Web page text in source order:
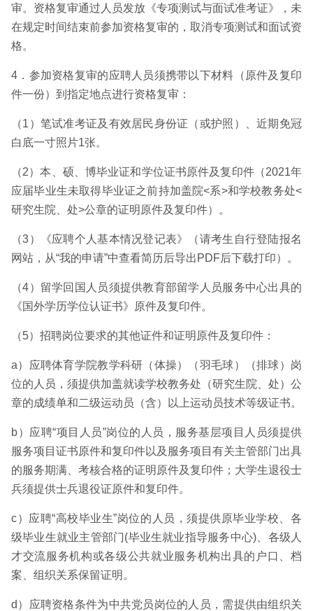
审。资格复审通过人员发放《专项测试与面试准考证》，未
在规定时间结束前参加资格复审的，取消专项测试和面试资
格。
4．参加资格复审的应聘人员须携带以下材料（原件及复印
件一份）到指定地点进行资格复审：
（1）笔试准考证及有效居民身份证（或护照）、近期免冠
白底一寸照片1张。
（2）本、硕、博毕业证和学位证书原件及复印件（2021年
应届毕业生未取得毕业证之前持加盖院<系>和学校教务处<
研究生院、处>公章的证明原件及复印件）。
（3）《应聘个人基本情况登记表》（请考生自行登陆报名
网站，从“我的申请”中查看简历后导出PDF后下载打印）。
（4）留学回国人员须提供教育部留学人员服务中心出具的
《国外学历学位认证书》原件及复印件。
（5）招聘岗位要求的其他证件和证明原件及复印件：
a）应聘体育学院教学科研（体操）（羽毛球）（排球）岗
位的人员，须提供加盖就读学校教务处（研究生院、处）公
章的成绩单和二级运动员（含）以上运动员技术等级证书。
b）应聘“项目人员”岗位的人员，服务基层项目人员须提供
服务项目证书原件和复印件以及服务项目有关主管部门出具
的服务期满、考核合格的证明原件及复印件；大学生退役士
兵须提供士兵退役证原件和复印件。
c）应聘“高校毕业生”岗位的人员，须提供原毕业学校、各
级毕业生就业主管部门(毕业生就业指导服务中心)、各级人
才交流服务机构或各级公共就业服务机构出具的户口、档
案、组织关系保留证明。
d）应聘资格条件为中共党员岗位的人员，需提供由组织关